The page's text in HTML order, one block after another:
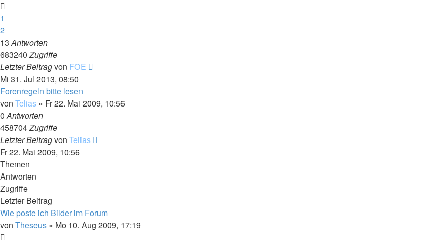
1
2
13Antworten
683240Zugriffe
Letzter Beitragvon FOE
Mi 31. Jul 2013, 08:50
Forenregeln bitte lesen
von Telias » Fr 22. Mai 2009, 10:56
0Antworten
458704Zugriffe
Letzter Beitragvon Telias
Fr 22. Mai 2009, 10:56
Themen
Antworten
Zugriffe
Letzter Beitrag
Wie poste ich Bilder im Forum
von Theseus » Mo 10. Aug 2009, 17:19